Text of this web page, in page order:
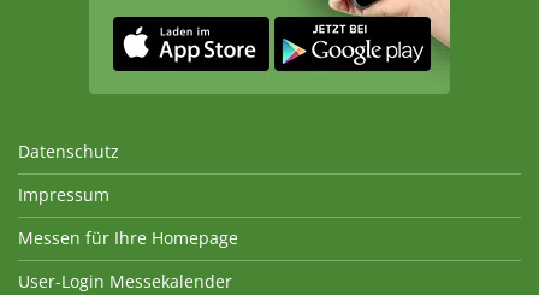
Datenschutz
Impressum
Messen für Ihre Homepage
User-Login Messekalender